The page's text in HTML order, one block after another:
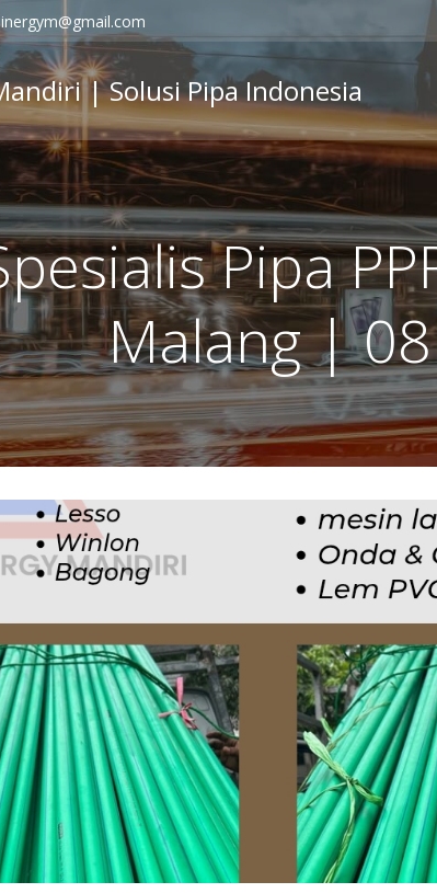
| Solusi Pipa Indonesia
Pipa
Malang |